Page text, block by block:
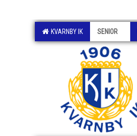
KVARNBY IK SENIOR